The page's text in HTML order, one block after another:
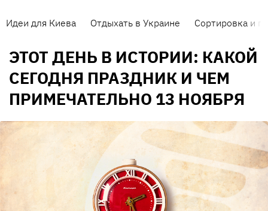
Идеи для Киева Отдыхать в Украине Сортировка и
ЭТОТ ДЕНЬ В ИСТОРИИ: КАКОЙ
СЕГОДНЯ ПРАЗДНИК И ЧЕМ
ПРИМЕЧАТЕЛЬНО 13 НОЯБРЯ